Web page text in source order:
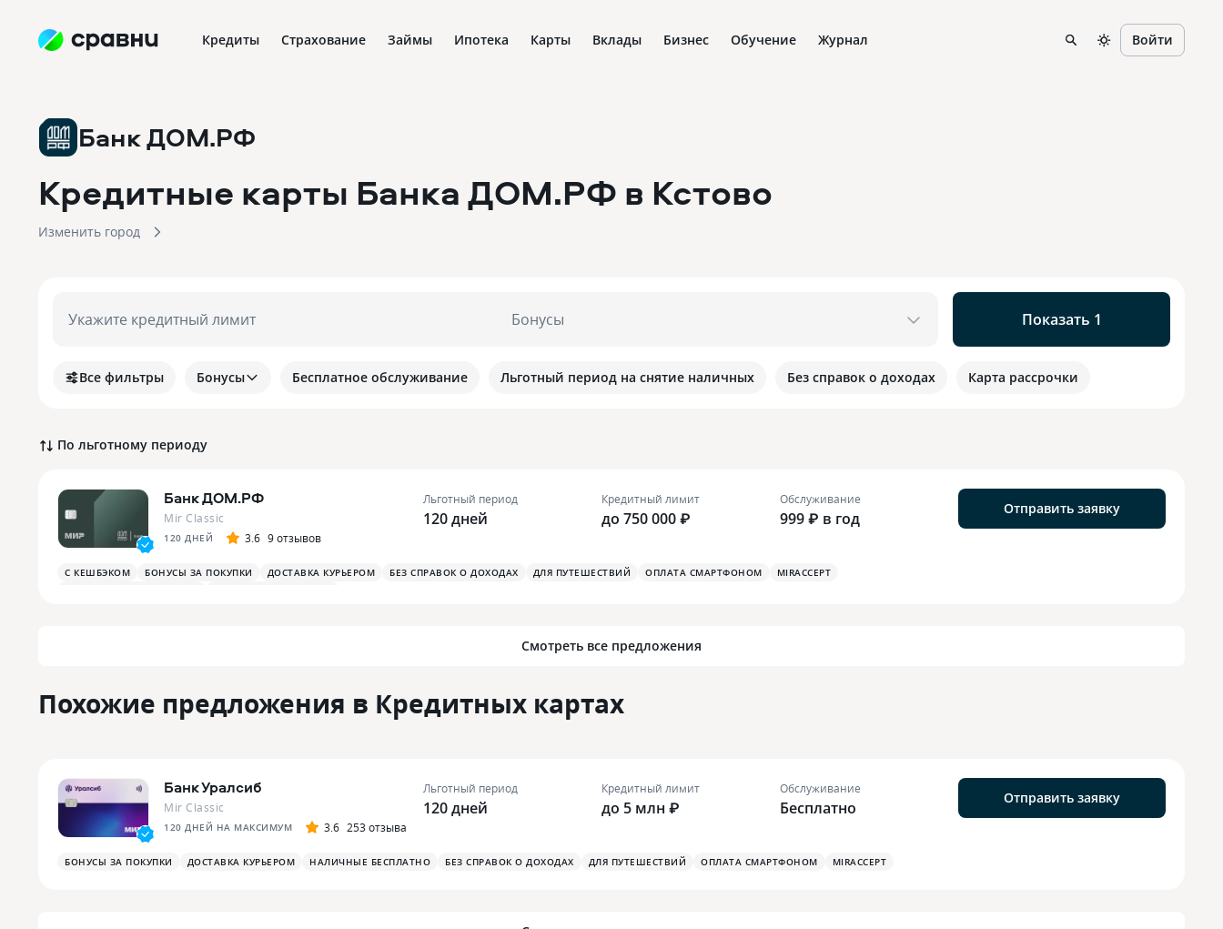
Кредиты Страхование Займы Ипотека Карты Вклады Бизнес Обучение Журнал Войти
Банк ДОМ.РФ
Кредитные карты Банка ДОМ.РФ в Кстово
Изменить город
Укажите кредитный лимит Бонусы Показать 1
Все фильтры Бонусы Бесплатное обслуживание Льготный период на снятие наличных Без справок о доходах Карта рассрочки
По льготному периоду
Банк ДОМ.РФ
Mir Classic
120 ДНЕЙ 3.6 9 отзывов
Льготный период
120 дней
Кредитный лимит
до 750 000 ₽
Обслуживание
999 ₽ в год
Отправить заявку
С КЕШБЭКОМ БОНУСЫ ЗА ПОКУПКИ ДОСТАВКА КУРЬЕРОМ БЕЗ СПРАВОК О ДОХОДАХ ДЛЯ ПУТЕШЕСТВИЙ ОПЛАТА СМАРТФОНОМ
MIRACCEPT
Смотреть все предложения
Похожие предложения в Кредитных картах
Банк Уралсиб
Mir Classic
120 ДНЕЙ НА МАКСИМУМ 3.6 253 отзыва
Льготный период
120 дней
Кредитный лимит
до 5 млн ₽
Обслуживание
Бесплатно
Отправить заявку
БОНУСЫ ЗА ПОКУПКИ ДОСТАВКА КУРЬЕРОМ НАЛИЧНЫЕ БЕСПЛАТНО БЕЗ СПРАВОК О ДОХОДАХ ДЛЯ ПУТЕШЕСТВИЙ ОПЛАТА СМАРТФОНОМ MIRACCEPT